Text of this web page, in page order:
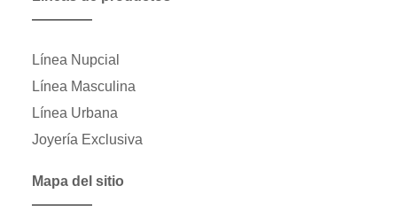
Línea Nupcial
Línea Masculina
Línea Urbana
Joyería Exclusiva
Mapa del sitio